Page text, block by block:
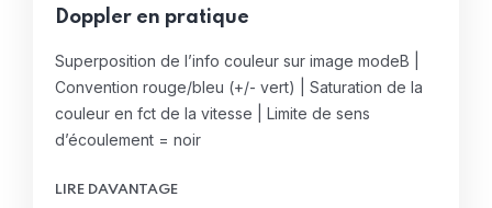
Doppler en pratique
Superposition de l’info couleur sur image modeB |
Convention rouge/bleu (+/- vert) | Saturation de la
couleur en fct de la vitesse | Limite de sens
d’écoulement = noir
LIRE DAVANTAGE